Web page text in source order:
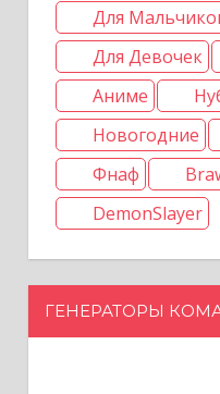
Для
Для Девочек
Аниме
Новогодние
Фнаф
DemonSlayer
ГЕНЕРАТОРЫ